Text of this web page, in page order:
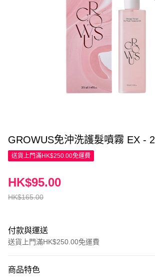
GROWUS免沖洗護髮噴霧 EX -
送貨上門滿HK$250.00免運費
HK$165.00
HK$95.00
付款與運送
送貨上門滿HK$250.00免運費
信用卡
商品特色